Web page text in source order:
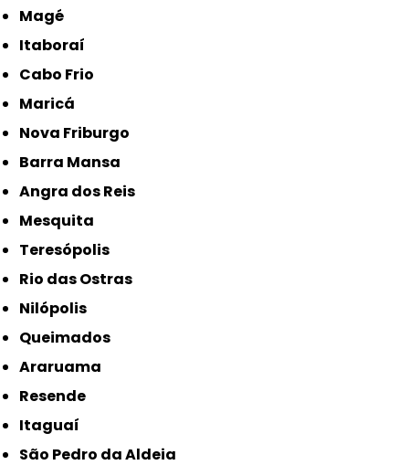
Magé
Itaboraí
Cabo Frio
Maricá
Nova Friburgo
Barra Mansa
Angra dos Reis
Mesquita
Teresópolis
Rio das Ostras
Nilópolis
Queimados
Araruama
Resende
Itaguaí
São Pedro da Aldeia